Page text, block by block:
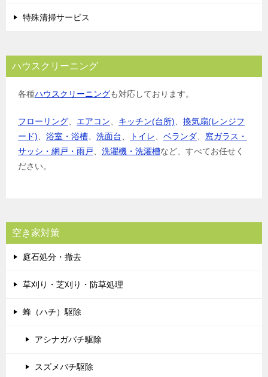
特殊清掃サービス
ハウスクリーニング
各種ハウスクリーニングも対応しております。
フローリング、 エアコン、 キッチン(台所)、 換気扇(レンジフ
ード)、 浴室・浴槽、 洗面台、 トイレ、 ベランダ、 窓ガラス・
サッシ・網戸・雨戸、 洗濯機・洗濯槽など、すべてお任せく
ださい。
空き家対策
庭石処分・撤去
草刈り・芝刈り・防草処理
蜂（ハチ）駆除
アシナガバチ駆除
スズメバチ駆除